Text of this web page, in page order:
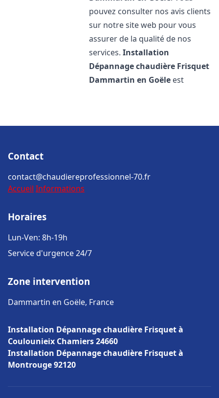
pouvez consulter nos avis clients
sur notre site web pour vous
assurer de la qualité de nos
services.Installation
Dépannage chaudière Frisquet
Dammartin en Goële est
Contact
contact@chaudiereprofessionnel-70.fr
Accueil Informations
Horaires
Lun-Ven: 8h-19h
Service d'urgence 24/7
Zone intervention
Dammartin en Goële, France
Installation Dépannage chaudière Frisquet à
Coulounieix Chamiers 24660
Installation Dépannage chaudière Frisquet à
Montrouge 92120